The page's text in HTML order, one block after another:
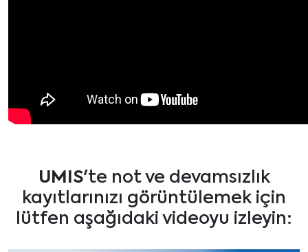
UMIS'te not ve devamsızlık
kayıtlarınızı görüntülemek için
lütfen aşağıdaki videoyu izleyin: